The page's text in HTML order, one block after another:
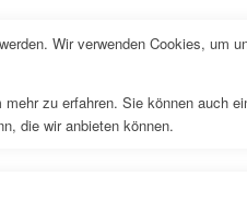
Wir verwenden Cookies,
zu erfahren. Sie können
die wir anbieten können.